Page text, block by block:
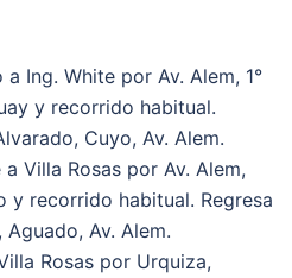
Ing. White por Av. Alem, 1°
y recorrido habitual.
Cuyo, Av. Alem.
Villa Rosas por Av. Alem,
y recorrido habitual. Regresa
Av. Alem.
Rosas por Urquiza,